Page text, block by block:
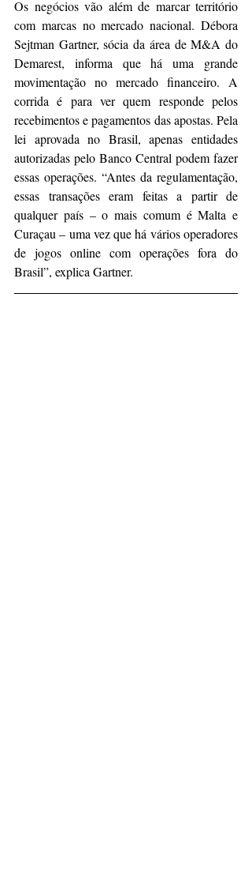
Os negócios vão além de marcar território
com marcas no mercado nacional. Débora
Sejtman Gartner, sócia da área de M&A do
Demarest, informa que há uma grande
movimentação no mercado financeiro. A
corrida é para ver quem responde pelos
recebimentos e pagamentos das apostas. Pela
lei aprovada no Brasil, apenas entidades
autorizadas pelo Banco Central podem fazer
essas operações. “Antes da regulamentação,
essas transações eram feitas a partir de
qualquer país – o mais comum é Malta e
Curaçau – uma vez que há vários operadores
de jogos online com operações fora do
Brasil”, explica Gartner.